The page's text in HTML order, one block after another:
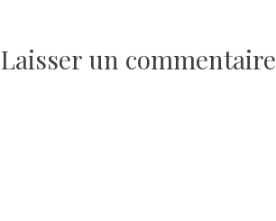
l’article
Laisser un commentaire